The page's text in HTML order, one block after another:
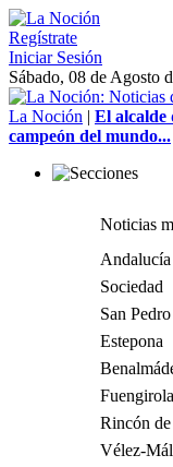
Regístrate
Iniciar Sesión
Sábado, 08 de Agosto
La Noción | El alcalde
campeón del mundo...
Noticias
Sociedad
San
Estepona
Fuengirola
Rincón
Vélez-